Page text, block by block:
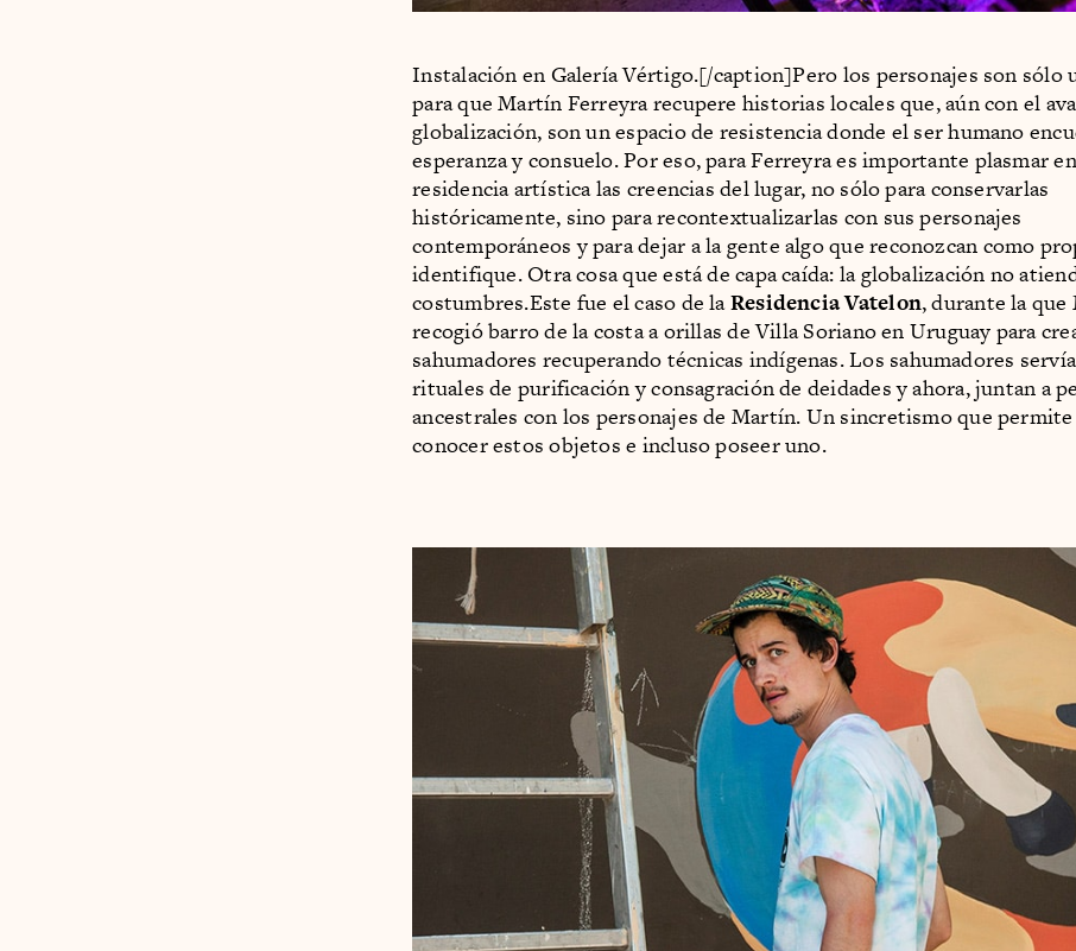
Instalación en Galería Vértigo.[/caption]Pero los personajes son sólo
para que Martín Ferreyra recupere historias locales que, aún con el
globalización, son un espacio de resistencia donde el ser humano
esperanza y consuelo. Por eso, para Ferreyra es importante plasmar
residencia artística las creencias del lugar, no sólo para conservarlas
históricamente, sino para recontextualizarlas con sus personajes
contemporáneos y para dejar a la gente algo que reconozcan como
identifique. Otra cosa que está de capa caída: la globalización no
costumbres.Este fue el caso de laResidencia Vatelon, durante la
recogió barro de la costa a orillas de Villa Soriano en Uruguay para
sahumadores recuperando técnicas indígenas. Los sahumadores
rituales de purificación y consagración de deidades y ahora, juntan a
ancestrales con los personajes de Martín. Un sincretismo que permite
conocer estos objetos e incluso poseer uno.